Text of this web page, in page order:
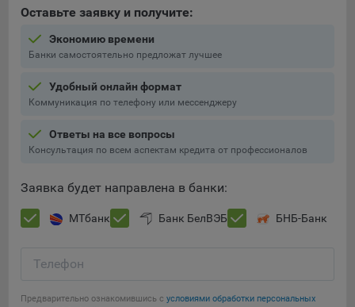
хранимый на компьютере объем информации и
того, субъект персональных данных может удалить ранее
сохраненные файлов cookie выбрав соответствующую
Подробнее о параметрах управления можно ознакомиться,
соответствующие страницы сайтов основных браузеров:
Chrome
Safari
Microsoft Edge
Сохранить по умолчанию
Оставьте заявку и получите:
Экономию времени
Банки самостоятельно предложат лучшее
Удобный онлайн формат
Коммуникация по телефону или мессенджеру
Ответы на все вопросы
Консультация по всем аспектам кредита от профессионалов
Заявка будет направлена в банки:
МТбанк Банк БелВЭБ БНБ-Банк
Телефон
Предварительно ознакомившись с условиями обработки персональных